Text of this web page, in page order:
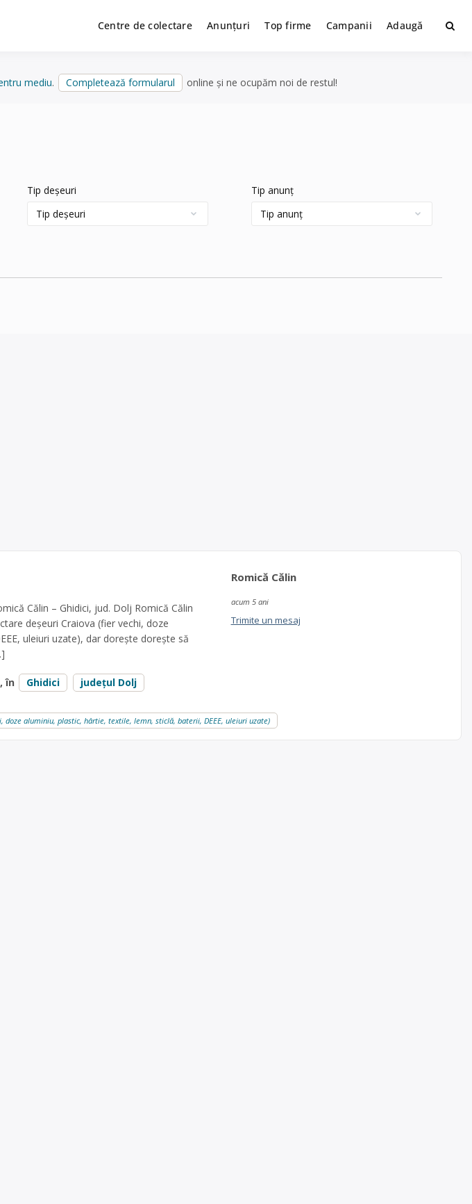
Centre de colectare Anunțuri Top firme Campanii Adaugă
mediu. Completează formularul online și ne ocupăm noi de restul!
Tip deșeuri Tip anunț
Călin – Ghidici, jud. Dolj Romică Călin
deșeuri Craiova (fier vechi, doze
uleiuri uzate), dar dorește dorește să
, în Ghidici județul Dolj
Romică Călin
acum 5 ani
Trimite un mesaj
doze aluminiu, plastic, hârtie, textile, lemn, sticlă, baterii, DEEE, uleiuri uzate)